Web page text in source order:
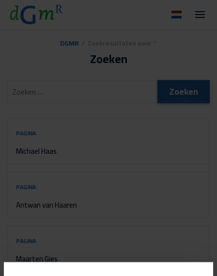
DGMR
Zoeken
PAGINA
Michael Haas
PAGINA
Antwan van Haaren
PAGINA
Maarten Gies